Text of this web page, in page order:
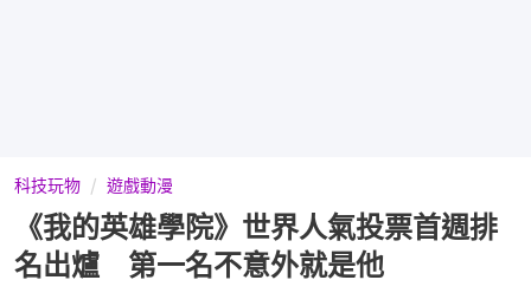
科技玩物 遊戲動漫
《我的英雄學院》世界人氣投票首週排
名出爐 第一名不意外就是他